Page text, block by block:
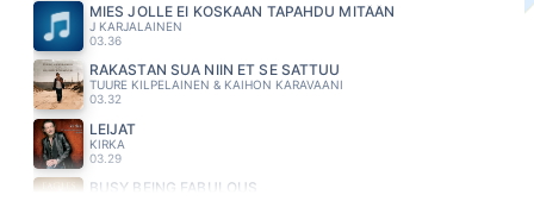
MIES JOLLE EI KOSKAAN TAPAHDU MITÄÄN
J KARJALAINEN
03.36
RAKASTAN SUA NIIN ET SE SATTUU
TUURE KILPELAINEN & KAIHON KARAVAANI
03.32
LEIJAT
KIRKA
03.29
BUSY BEING FABULOUS